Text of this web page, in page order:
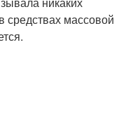
средствах массовой